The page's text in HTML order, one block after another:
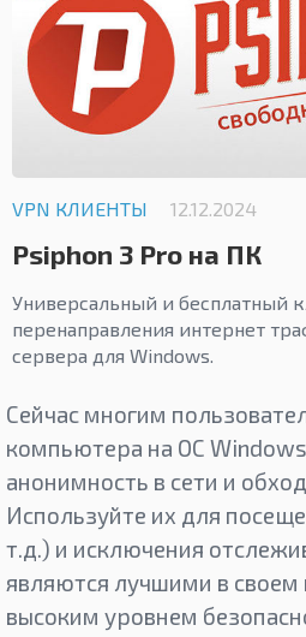
VPN КЛИЕНТЫ 12.12.2024
Psiphon 3 Pro на ПК
Универсальный и бесплатный
перенаправления интернет
сервера для Windows.
Сейчас многим
компьютера на ОС
анонимность в сети и
Используйте их для
т.д.) и исключения
являются лучшими в своем
высоким уровнем